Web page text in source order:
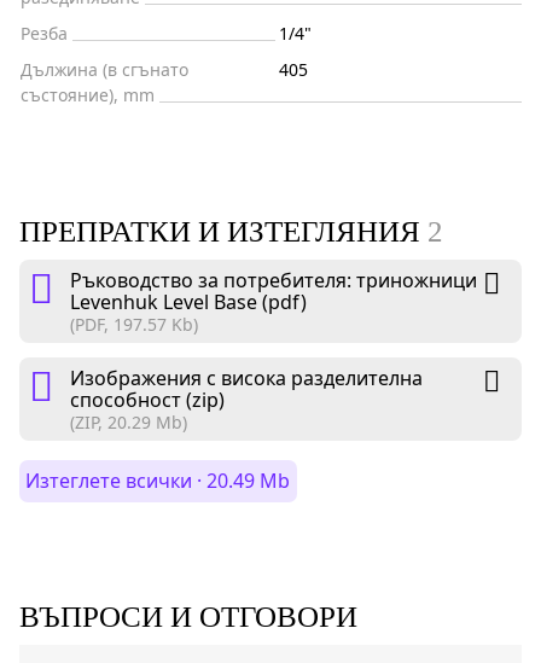
Резба
1/4"
Дължина (в сгънато
състояние), mm
405
ПРЕПРАТКИ И ИЗТЕГЛЯНИЯ 2
Ръководство за потребителя: триножници
Levenhuk Level Base (pdf)
(PDF, 197.57 Kb)
Изображения с висока разделителна
способност (zip)
(ZIP, 20.29 Mb)
Изтеглете всички · 20.49 Mb
ВЪПРОСИ И ОТГОВОРИ